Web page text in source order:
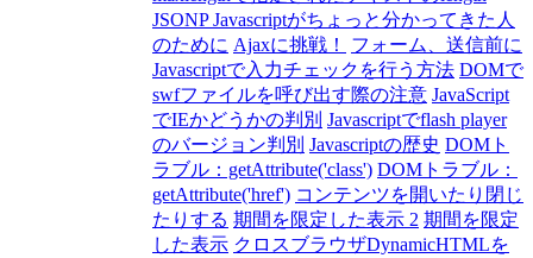
JSONP Javascriptがちょっと分かってきた人
のために Ajaxに挑戦！
フォーム、送信前に
Javascriptで入力チェックを行う方法 DOMで
swfファイルを呼び出す際の注意 JavaScript
でIEかどうかの判別 Javascriptでflash player
のバージョン判別 Javascriptの歴史 DOMト
ラブル：getAttribute('class') DOMトラブル：
getAttribute('href') コンテンツを開いたり閉じ
たりする 期間を限定した表示 2 期間を限定
した表示 クロスブラウザDynamicHTMLを